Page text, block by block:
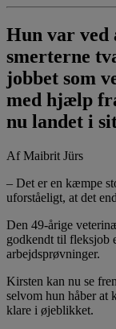
Hun var ved
smerterne
jobbet som
med hjælp
nu landet i
Af Maibrit Jürs
– Det er en kæmpe
uforståeligt, at det
Den 49-årige
godkendt til fleksjob
arbejdsprøvninger.
Kirsten kan nu se
selvom hun håber at
klare i øjeblikket.